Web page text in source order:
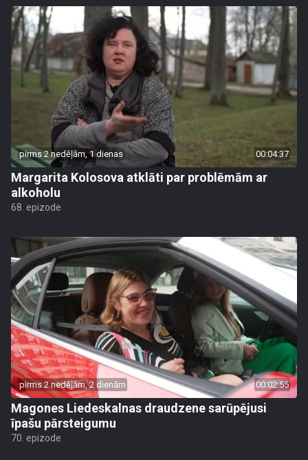
pirms 2 nedēļām, 1 dienas 00:04:37
Margarita Kolosova atklāti par problēmām ar
alkoholu
68. epizode
pirms 2 nedēļām, 2 dienām 00:02:55
Magones Liedeskalnas draudzene sarūpējusi
īpašu pārsteigumu
70. epizode